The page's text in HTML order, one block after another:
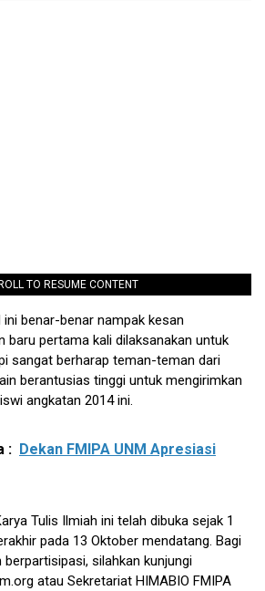
TO RESUME CONTENT
ini benar-benar nampak kesan
baru pertama kali dilaksanakan untuk
sangat berharap teman-teman dari
berantusias tinggi untuk mengirimkan
angkatan 2014 ini.
: Dekan FMIPA UNM Apresiasi
Tulis Ilmiah ini telah dibuka sejak 1
pada 13 Oktober mendatang. Bagi
silahkan kunjungi
atau Sekretariat HIMABIO FMIPA